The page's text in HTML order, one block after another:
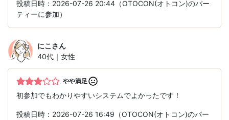
投稿日時：2026-07-26 20:44（OTOCON(オトコン)のパー
ティーに参加）
にこ さん
40代｜女性
やや満足
初参加でもわかりやすいシステムでよかったです！
投稿日時：2026-07-26 16:49（OTOCON(オトコン)のパー